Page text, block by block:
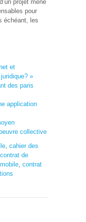
projet mené
pour
échéant, les
et
»
des paris
application
collective
, cahier des
contrat de
, contrat